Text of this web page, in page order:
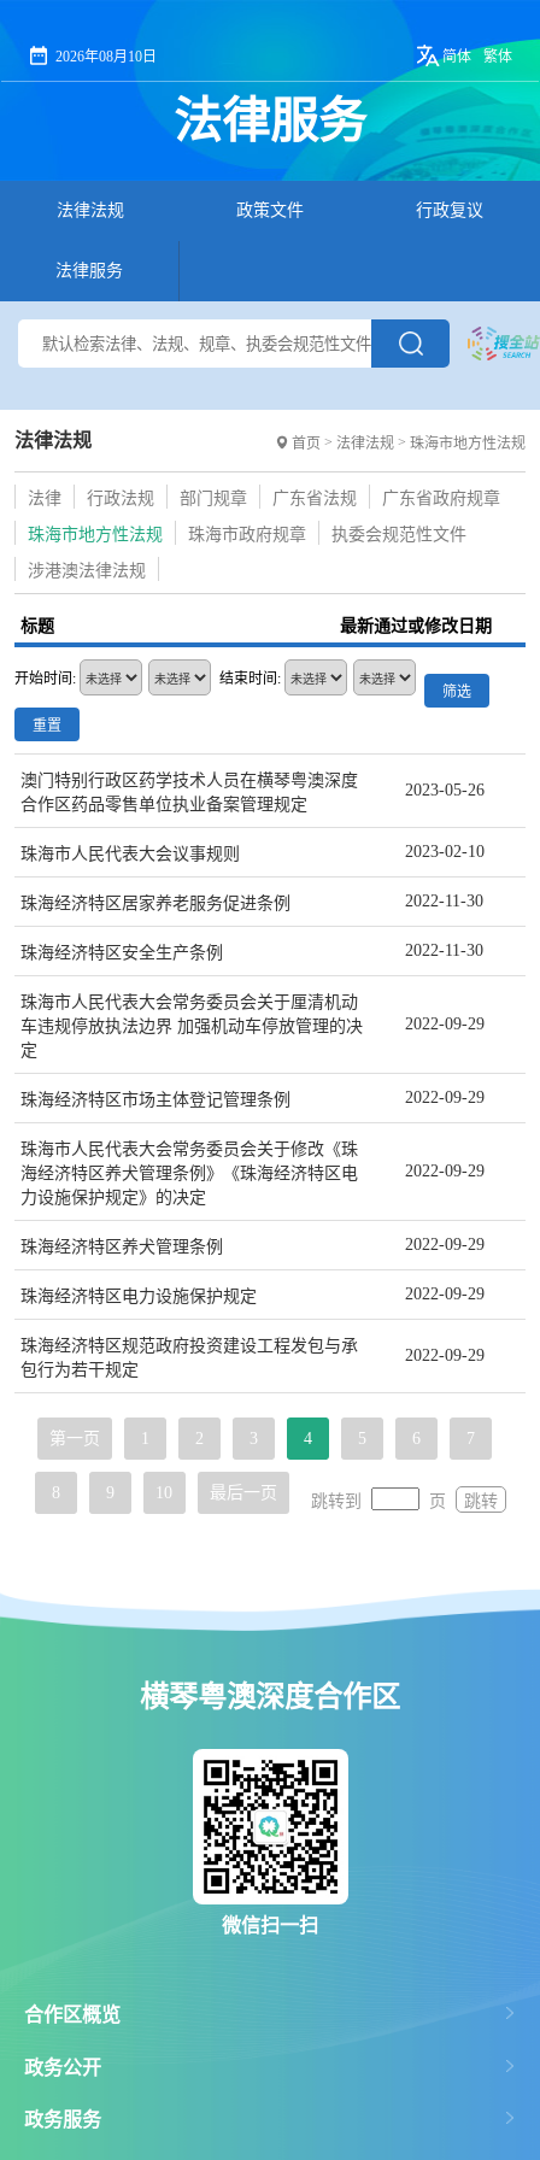
法律服务
2026年08月10日 简体 繁体
法律法规 政策文件 行政复议
法律服务
法律法规 首页 > 法律法规 > 珠海市地方性法规
法律 行政法规 部门规章 广东省法规
广东省政府规章
珠海市地方性法规
珠海市政府规章
执委会规范性文件
涉港澳法律法规
标题 最新通过或修改日期
开始时间:
结束时间:
筛选
重置
澳门特别行政区药学技术人员在横琴粤澳深度
合作区药品零售单位执业备案管理规定
2023-05-26
珠海市人民代表大会议事规则 2023-02-10
珠海经济特区居家养老服务促进条例 2022-11-30
珠海经济特区安全生产条例 2022-11-30
珠海市人民代表大会常务委员会关于厘清机动
车违规停放执法边界 加强机动车停放管理的决
定
2022-09-29
珠海经济特区市场主体登记管理条例 2022-09-29
珠海市人民代表大会常务委员会关于修改《珠
海经济特区养犬管理条例》《珠海经济特区电
力设施保护规定》的决定
2022-09-29
珠海经济特区养犬管理条例 2022-09-29
珠海经济特区电力设施保护规定 2022-09-29
珠海经济特区规范政府投资建设工程发包与承
包行为若干规定
2022-09-29
第一页 2 3 4 5 6 7
8 9 10 最后一页 跳转到 页 跳转
横琴粤澳深度合作区
微信扫一扫
合作区概览
政务公开
政务服务